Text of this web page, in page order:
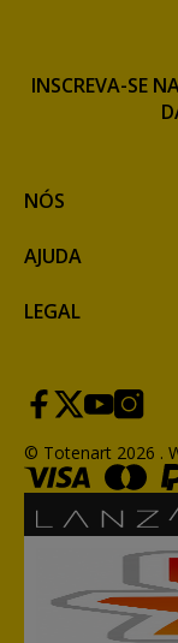
NÓS
AJUDA
LEGAL
INSCREVA-SE
© Totenart 2026 .